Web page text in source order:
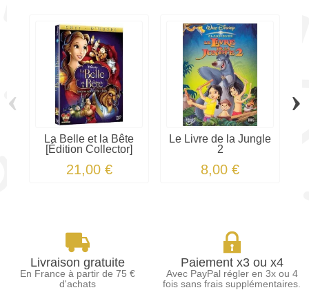
La Belle et la Bête
[Édition Collector]
21,00 €
Le Livre de la Jungle
2
8,00 €
‹ ›
Livraison gratuite
En France à partir de 75 €
d'achats
Paiement x3 ou x4
Avec PayPal régler en 3x ou 4
fois sans frais supplémentaires.